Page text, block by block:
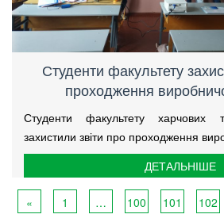
Студенти факультету
проходження
Студенти факультету харчових
захистили звіти про проходження
ДЕТАЛЬНІШЕ
« 1 … 100 101 102